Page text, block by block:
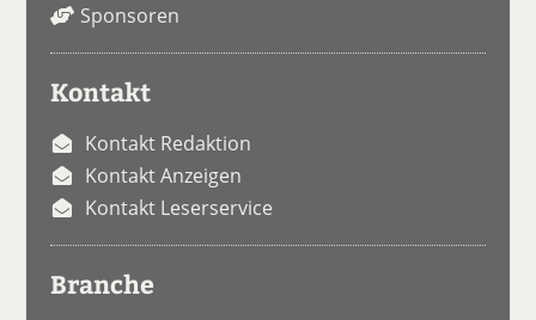
Sponsoren
Kontakt
Kontakt Redaktion
Kontakt Anzeigen
Kontakt Leserservice
Branche